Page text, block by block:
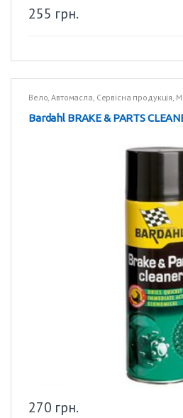
255 грн.
Вело,Автомасла, Сервісна продукція,
Bardahl BRAKE & PARTS
270 грн.